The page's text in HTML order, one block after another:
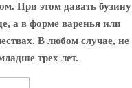
При этом давать бузину
а в форме варенья или
В любом случае, не
трех лет.